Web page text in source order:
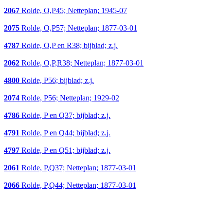
2067 Rolde, O,P45; Netteplan; 1945-07
2075 Rolde, O,P57; Netteplan; 1877-03-01
4787 Rolde, O,P en R38; bijblad; z.j.
2062 Rolde, O,P,R38; Netteplan; 1877-03-01
4800 Rolde, P56; bijblad; z.j.
2074 Rolde, P56; Netteplan; 1929-02
4786 Rolde, P en Q37; bijblad; z.j.
4791 Rolde, P en Q44; bijblad; z.j.
4797 Rolde, P en Q51; bijblad; z.j.
2061 Rolde, P,Q37; Netteplan; 1877-03-01
2066 Rolde, P,Q44; Netteplan; 1877-03-01